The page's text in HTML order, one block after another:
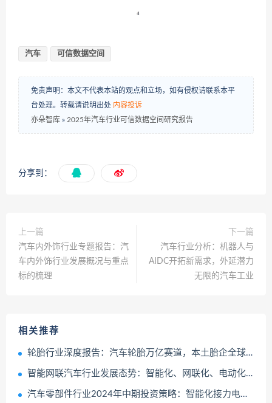
汽车 可信数据空间
免责声明：本文不代表本站的观点和立场，如有侵权请联系本平
台处理。转载请说明出处 内容投诉
亦朵智库 » 2025年汽车行业可信数据空间研究报告
分享到：
上一篇
汽车内外饰行业专题报告：汽
车内外饰行业发展概况与重点
标的梳理
下一篇
汽车行业分析：机器人与
AIDC开拓新需求，外延潜力
无限的汽车工业
相关推荐
轮胎行业深度报告：汽车轮胎万亿赛道，本土胎企全球替代加速成长
智能网联汽车行业发展态势：智能化、网联化、电动化推动车联网智能终端的升级迭代
汽车零部件行业2024年中期投资策略：智能化接力电动化全球化从1到100